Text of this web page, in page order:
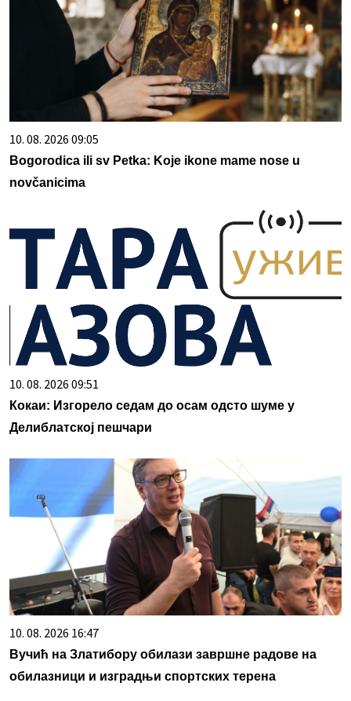
10. 08. 2026 09:05
Bogorodica ili sv Petka: Koje ikone mame nose u
novčanicima
10. 08. 2026 09:51
Кокаи: Изгорело седам до осам одсто шуме у
Делиблатској пешчари
10. 08. 2026 16:47
Вучић на Златибору обилази завршне радове на
обилазници и изградњи спортских терена